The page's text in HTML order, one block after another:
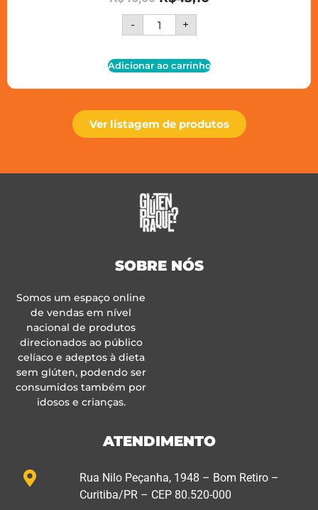
- +
Adicionar ao carrinho
Ver listagem de produtos
SOBRE NÓS
Somos um espaço online
de vendas em nível
nacional de produtos
direcionados ao público
celíaco e adeptos à dieta
sem glúten, podendo ser
consumidos também por
idosos e crianças.
ATENDIMENTO
Rua Nilo Peçanha, 1948 – Bom Retiro –
Curitiba/PR – CEP 80.520-000